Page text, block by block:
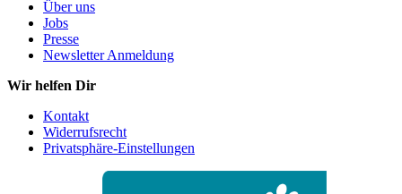
Über uns
Jobs
Presse
Newsletter Anmeldung
Wir helfen Dir
Kontakt
Widerrufsrecht
Privatsphäre-Einstellungen